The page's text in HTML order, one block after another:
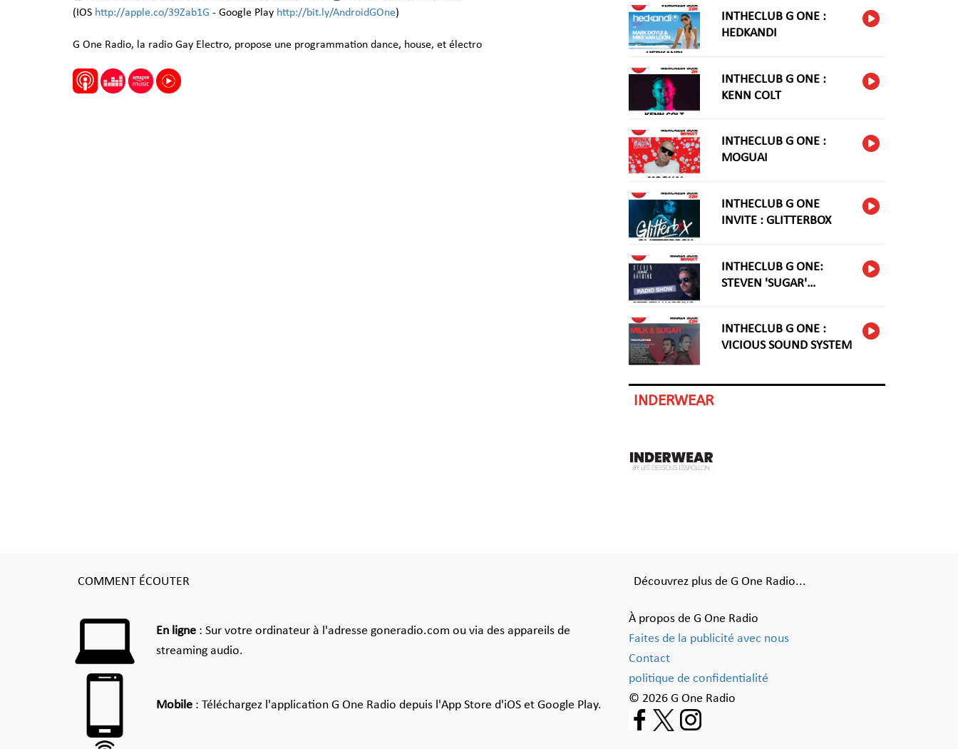
(IOS http://apple.co/39Zab1G - Google Play http://bit.ly/AndroidGOne)
G One Radio, la radio Gay Electro, propose une programmation dance, house, et électro
INTHECLUB G ONE :
HEDKANDI
INTHECLUB G ONE :
KENN COLT
INTHECLUB G ONE :
MOGUAI
INTHECLUB G ONE
INVITE : GLITTERBOX
INTHECLUB G ONE:
STEVEN 'SUGAR'
INTHECLUB G ONE :
VICIOUS SOUND SYSTEM
INDERWEAR
COMMENT ÉCOUTER
En ligne : Sur votre ordinateur à l'adresse goneradio.com ou via des appareils de
streaming audio.
Mobile : Téléchargez l'application G One Radio depuis l'App Store d'iOS et Google Play.
Découvrez plus de G One Radio...
À propos de G One Radio
Faites de la publicité avec nous
Contact
politique de confidentialité
© 2026 G One Radio